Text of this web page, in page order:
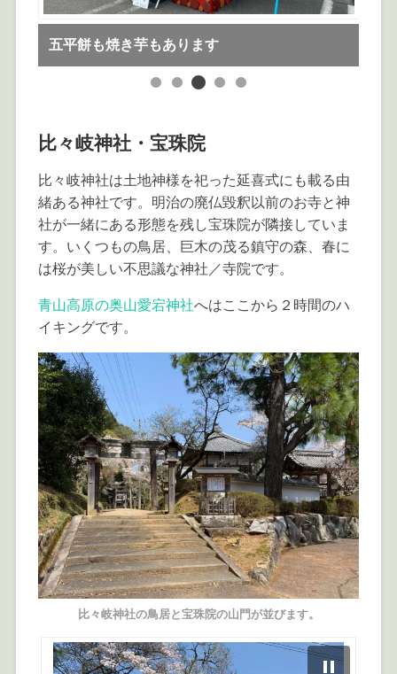
五平餅も焼き芋もあります
比々岐神社・宝珠院
比々岐神社は土地神様を祀った延喜式にも載る由
緒ある神社です。明治の廃仏毀釈以前のお寺と神
社が一緒にある形態を残し宝珠院が隣接していま
す。いくつもの鳥居、巨木の茂る鎮守の森、春に
は桜が美しい不思議な神社／寺院です。
青山高原の奥山愛宕神社へはここから２時間のハ
イキングです。
比々岐神社の鳥居と宝珠院の山門が並びます。